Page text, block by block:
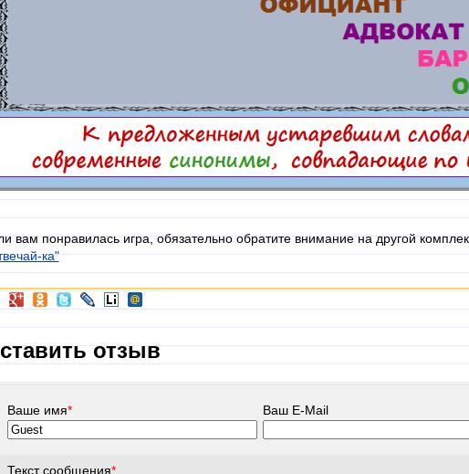
вам понравилась игра, обязательно обратите внимание на другой
ка"
отзыв
Ваше имя* Ваш E-Mail
Текст сообщения*